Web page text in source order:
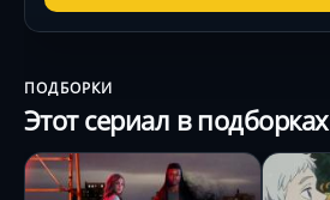
ПОДБОРКИ
Этот сериал в подборках